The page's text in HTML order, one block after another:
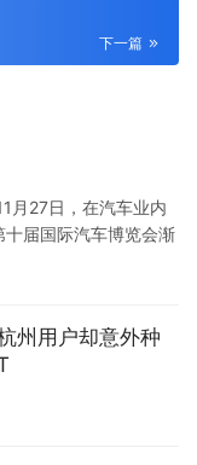
下一篇
月27日，在汽车业内
届国际汽车博览会渐
和合创Z03车型，但
3日…
州用户却意外种